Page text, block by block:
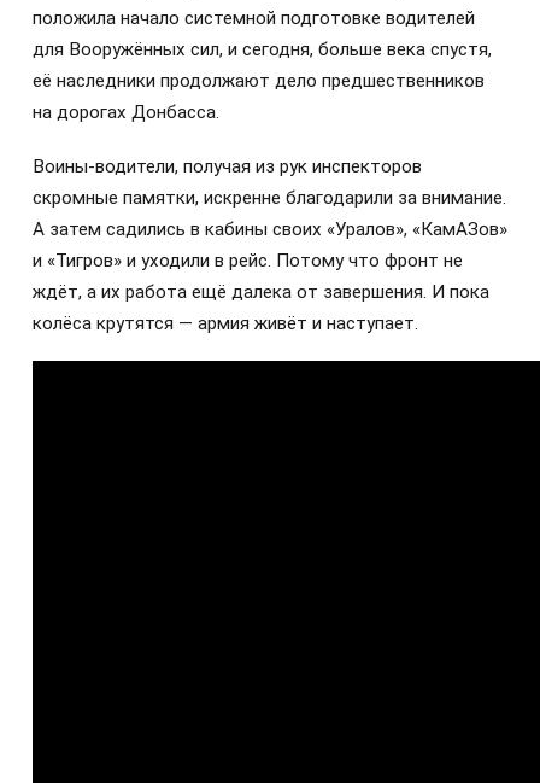
положила начало системной подготовке водителей
для Вооружённых сил, и сегодня, больше века спустя,
её наследники продолжают дело предшественников
на дорогах Донбасса.
Воины-водители, получая из рук инспекторов
скромные памятки, искренне благодарили за внимание.
А затем садились в кабины своих «Уралов», «КамАЗов»
и «Тигров» и уходили в рейс. Потому что фронт не
ждёт, а их работа ещё далека от завершения. И пока
колёса крутятся — армия живёт и наступает.